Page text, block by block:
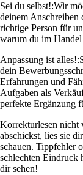
Sei du selbst!:Wir
deinem Anschreiben
richtige Person für
warum du im
Anpassung ist alles!:
dein
Erfahrungen und
Aufgaben als
perfekte Ergänzung
Korrekturlesen nicht
abschickst, lies sie
schauen. Tippfehler
schlechten Eindruck
dir sehen!